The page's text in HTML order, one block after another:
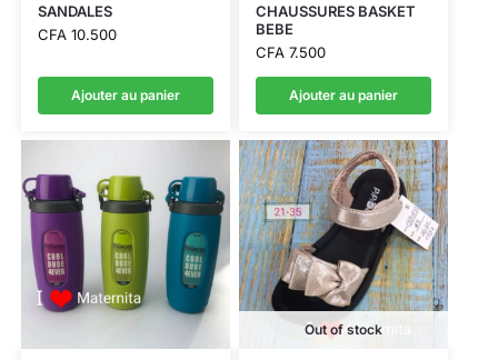
SANDALES
CFA10.500
Ajouter au panier
CHAUSSURES BASKET
BEBE
CFA7.500
Ajouter au panier
Out of stock